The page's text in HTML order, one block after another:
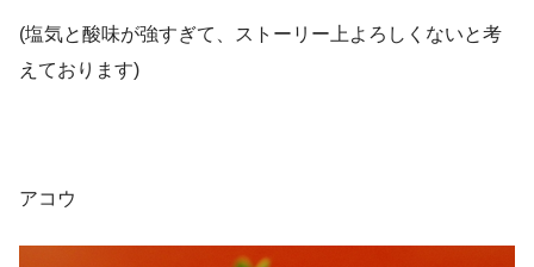
(塩気と酸味が強すぎて、ストーリー上よろしくないと考
えております)
アコウ